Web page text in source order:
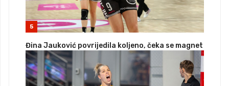
5
Đina Jauković povrijedila koljeno, čeka se magnet